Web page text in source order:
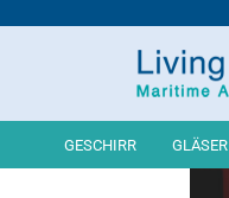
GESCHIRR GLÄSER